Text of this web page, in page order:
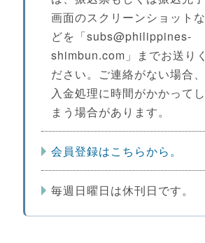
画面のスクリーンショットな
どを「subs@philippines-
shimbun.com」までお送りく
ださい。ご連絡がない場合、
入金処理に時間がかかってし
まう場合があります。
会員登録はこちらから。
毎週日曜日は休刊日です。